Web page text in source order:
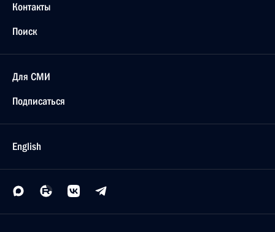
Контакты
Поиск
Для СМИ
Подписаться
English